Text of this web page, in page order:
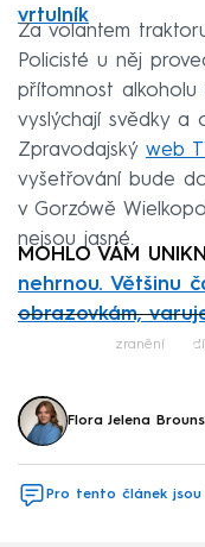
vrtulník
Za volantem
Policisté u něj
přítomnost
vyslýchají svědky a
Zpravodajský web
vyšetřování bude
v Gorzówě
nejsou jasné.
MOHLO VÁM
nehrnou. Většinu
obrazovkám,
zranění
Flora Jelena Brouns
Pro tento článek